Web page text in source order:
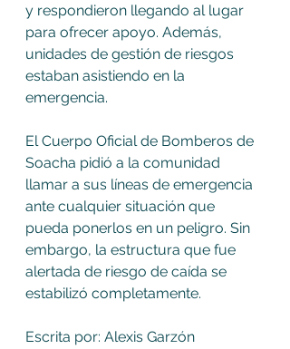
y respondieron llegando al lugar
para ofrecer apoyo. Además,
unidades de gestión de riesgos
estaban asistiendo en la
emergencia.
El Cuerpo Oficial de Bomberos de
Soacha pidió a la comunidad
llamar a sus líneas de emergencia
ante cualquier situación que
pueda ponerlos en un peligro. Sin
embargo, la estructura que fue
alertada de riesgo de caída se
estabilizó completamente.
Escrita por: Alexis Garzón